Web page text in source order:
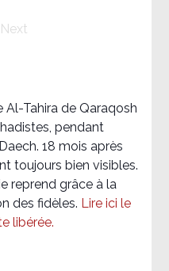
Next
Al-Tahira de Qaraqosh
pendant
18 mois après
toujours bien visibles.
reprend grâce à la
des fidèles. Lire ici le
libérée.